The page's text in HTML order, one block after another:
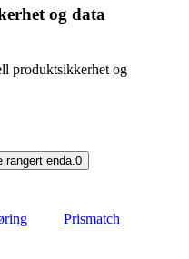
og data
produktsikkerhet og
enda. 0
Prismatch